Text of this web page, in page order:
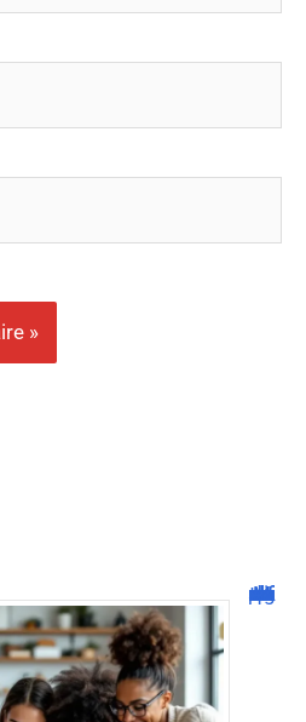
Malgrim com : tout ce que vous devez savoir sur la plateforme !